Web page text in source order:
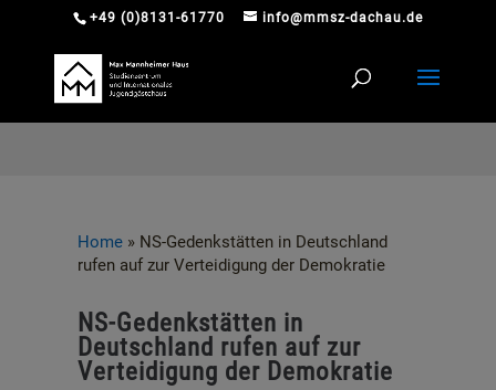
+49 (0)8131-61770 info@mmsz-dachau.de
Home » NS-Gedenkstätten in Deutschland
rufen auf zur Verteidigung der Demokratie
NS-Gedenkstätten in
Deutschland rufen auf zur
Verteidigung der Demokratie